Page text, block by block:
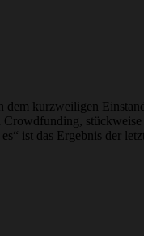
kurzweiligen
ist das Ergebnis der